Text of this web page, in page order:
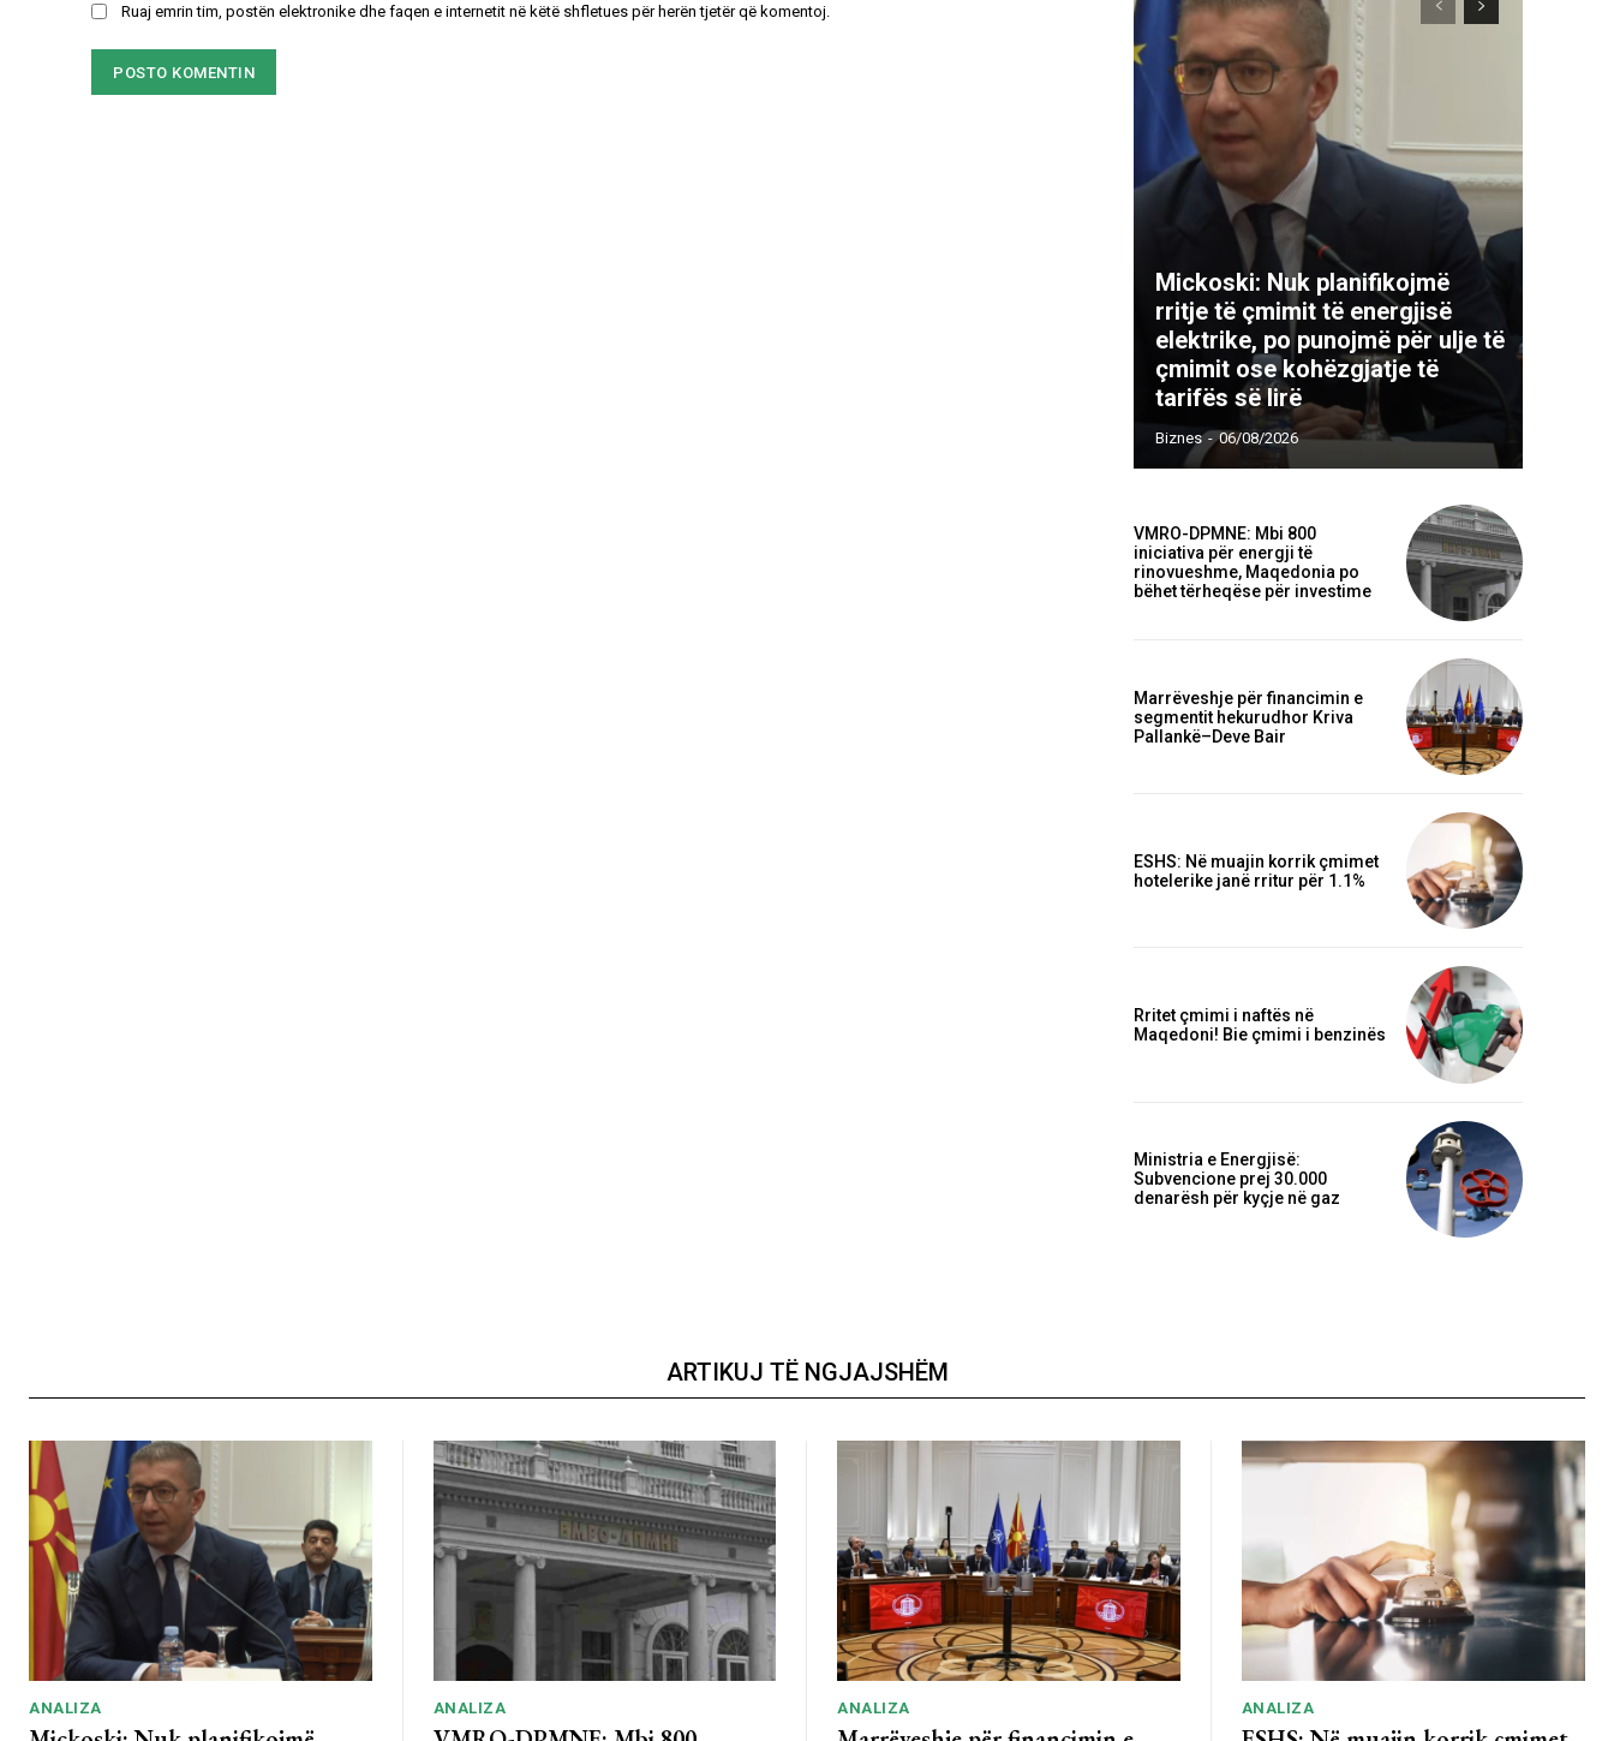
Ruaj emrin tim, postën elektronike dhe faqen e internetit në këtë shfletues për herën tjetër që komentoj.
Mickoski: Nuk planifikojmë
rritje të çmimit të energjisë
elektrike, po punojmë për ulje të
çmimit ose kohëzgjatje të
tarifës së lirë
Biznes - 06/08/2026
VMRO-DPMNE: Mbi 800
iniciativa për energji të
rinovueshme, Maqedonia po
bëhet tërheqëse për investime
Marrëveshje për financimin e
segmentit hekurudhor Kriva
Pallankë–Deve Bair
ESHS: Në muajin korrik çmimet
hotelerike janë rritur për 1.1%
Rritet çmimi i naftës në
Maqedoni! Bie çmimi i benzinës
Ministria e Energjisë:
Subvencione prej 30.000
denarësh për kyçje në gaz
ARTIKUJ TË NGJAJSHËM
ANALIZA ANALIZA ANALIZA ANALIZA